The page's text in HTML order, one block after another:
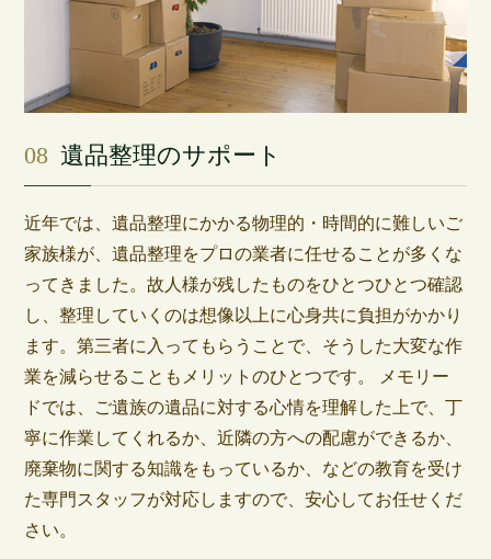
08 遺品整理のサポート
近年では、遺品整理にかかる物理的・時間的に難しいご
家族様が、遺品整理をプロの業者に任せることが多くな
ってきました。故人様が残したものをひとつひとつ確認
し、整理していくのは想像以上に心身共に負担がかかり
ます。第三者に入ってもらうことで、そうした大変な作
業を減らせることもメリットのひとつです。 メモリー
ドでは、ご遺族の遺品に対する心情を理解した上で、丁
寧に作業してくれるか、近隣の方への配慮ができるか、
廃棄物に関する知識をもっているか、などの教育を受け
た専門スタッフが対応しますので、安心してお任せくだ
さい。